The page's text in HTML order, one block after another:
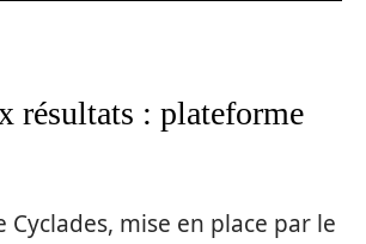
résultats : plateforme
mise en place par le